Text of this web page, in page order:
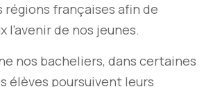
régions françaises afin de
l’avenir de nos jeunes.
nos bacheliers, dans certaines
élèves poursuivent leurs